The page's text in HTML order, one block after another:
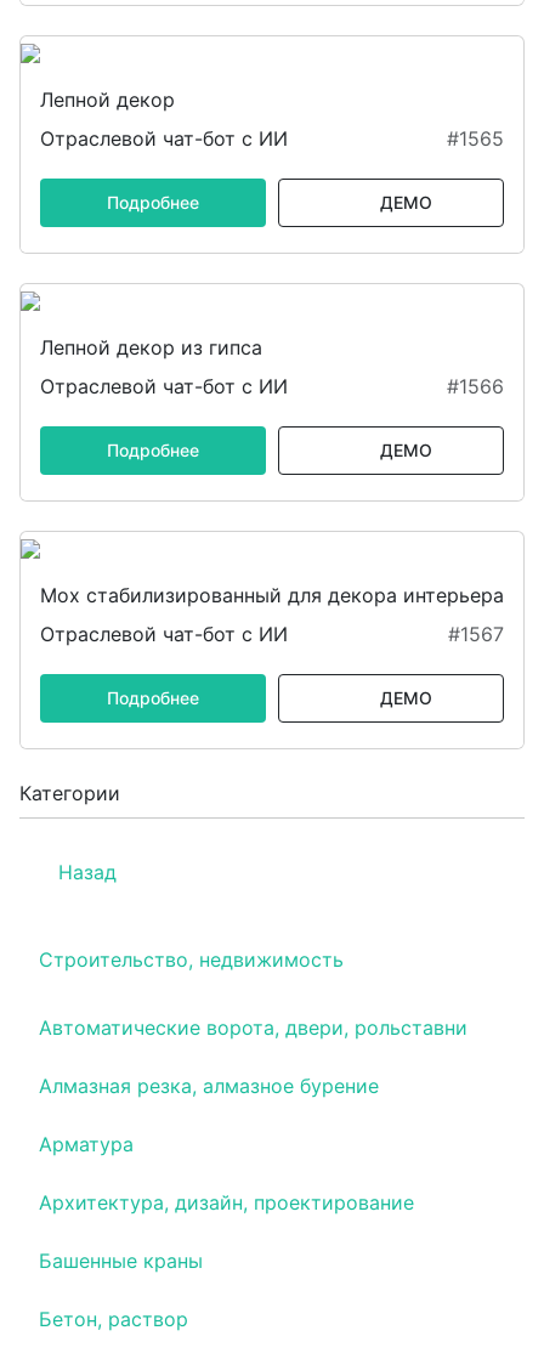
Категории
Назад
Строительство, недвижимость
Автоматические ворота, двери, рольставни
Алмазная резка, алмазное бурение
Арматура
Архитектура, дизайн, проектирование
Башенные краны
Бетон, раствор
Лепной декор
Отраслевой чат-бот с ИИ
#1565
Подробнее ДЕМО
Лепной декор из гипса
Отраслевой чат-бот с ИИ
#1566
Подробнее ДЕМО
Мох стабилизированный для декора интерьера
Отраслевой чат-бот с ИИ
#1567
Подробнее ДЕМО